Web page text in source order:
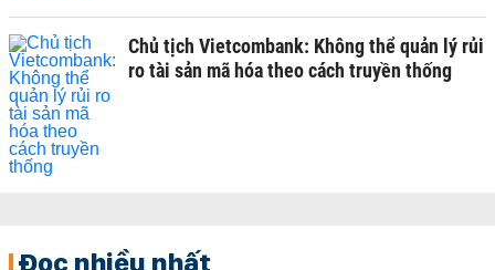
Chủ tịch Vietcombank: Không thể quản lý rủi
ro tài sản mã hóa theo cách truyền thống
Đọc nhiều nhất